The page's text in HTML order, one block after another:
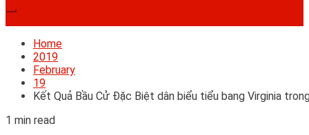
Home
2019
February
19
Kết Quả Bầu Cử Đặc Biệt dân biểu tiểu bang Virginia
1 min read